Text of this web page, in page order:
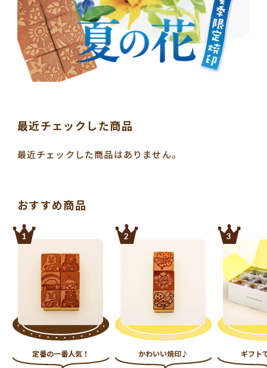
最近チェックした商品
最近チェックした商品はありません。
おすすめ商品
1
定番の一番人気！
2
かわいい焼印♪
3
ギフト